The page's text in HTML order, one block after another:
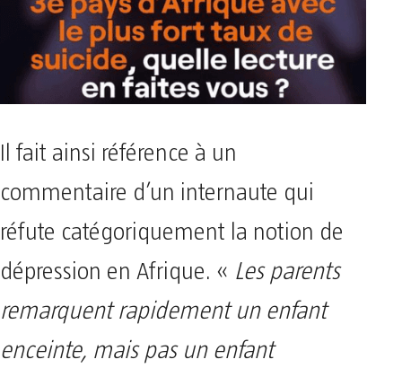
Il fait ainsi référence à un
commentaire d’un internaute qui
réfute catégoriquement la notion de
dépression en Afrique. « Les parents
remarquent rapidement un enfant
enceinte, mais pas un enfant